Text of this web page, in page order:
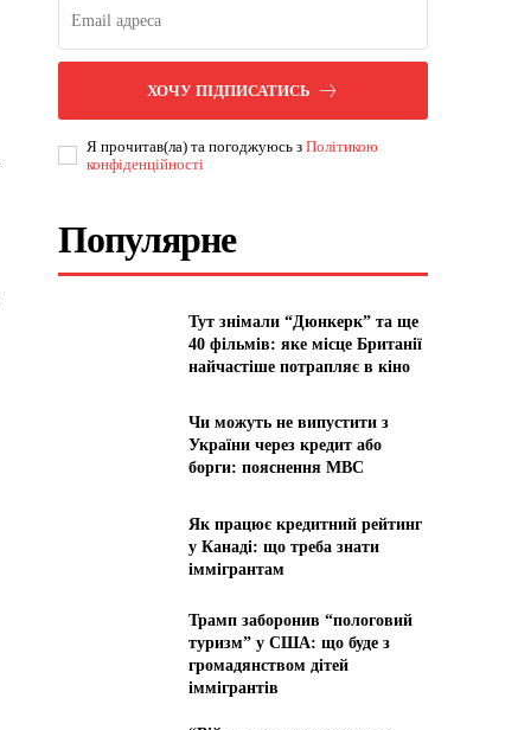
ХОЧУ ПІДПИСАТИСЬ
Я прочитав(ла) та погоджуюсь зПолітикою
конфіденційності
Популярне
Тут знімали “Дюнкерк” та ще
40 фільмів: яке місце Британії
найчастіше потрапляє в кіно
Чи можуть не випустити з
України через кредит або
борги: пояснення МВС
Як працює кредитний рейтинг
у Канаді: що треба знати
іммігрантам
Трамп заборонив “пологовий
туризм” у США: що буде з
громадянством дітей
іммігрантів